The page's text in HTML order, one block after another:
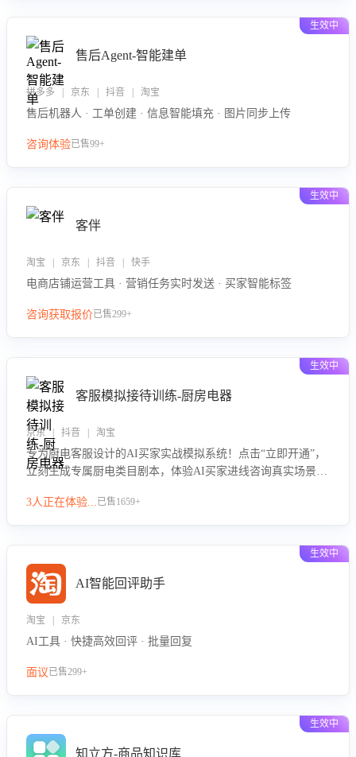
生效中
售后Agent-智能建单
拼多多 | 京东 | 抖音 | 淘宝
售后机器人 · 工单创建 · 信息智能填充 · 图片同步上传
咨询体验已售99+
生效中
客伴
淘宝 | 京东 | 抖音 | 快手
电商店铺运营工具 · 营销任务实时发送 · 买家智能标签
咨询获取报价已售299+
生效中
客服模拟接待训练-厨房电器
京东 | 抖音 | 淘宝
专为厨电客服设计的AI买家实战模拟系统！点击“立即开通”，
立刻生成专属厨电类目剧本，体验AI买家进线咨询真实场景训
技巧！
3人正在体验...已售1659+
生效中
AI智能回评助手
淘宝 | 京东
AI工具 · 快捷高效回评 · 批量回复
面议已售299+
生效中
知立方-商品知识库